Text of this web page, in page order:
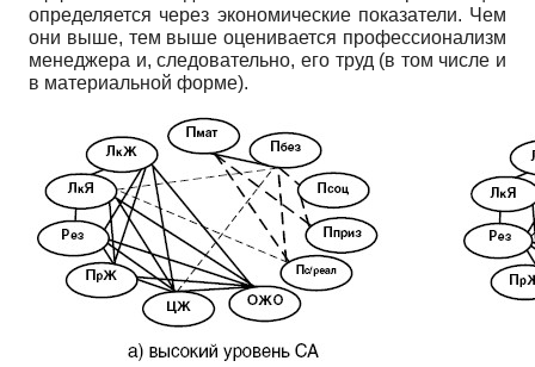
определяется через экономические показатели. Чем
они выше, тем выше оценивается профессионализм
менеджера и, следовательно, его труд (в том числе и
в материальной форме).